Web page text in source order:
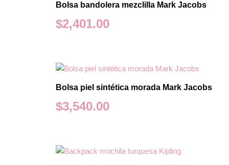
Bolsa bandolera mezclilla Mark Jacobs
$2,401.00
Bolsa piel sintética morada Mark Jacobs
$3,540.00